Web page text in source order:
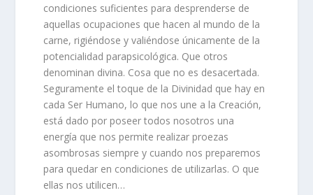
condiciones suficientes para desprenderse de
aquellas ocupaciones que hacen al mundo de la
carne, rigiéndose y valiéndose únicamente de la
potencialidad parapsicológica. Que otros
denominan divina. Cosa que no es desacertada.
Seguramente el toque de la Divinidad que hay en
cada Ser Humano, lo que nos une a la Creación,
está dado por poseer todos nosotros una
energía que nos permite realizar proezas
asombrosas siempre y cuando nos preparemos
para quedar en condiciones de utilizarlas. O que
ellas nos utilicen…